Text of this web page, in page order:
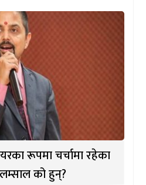
रूपमा चर्चामा रहेका
को हुन्?